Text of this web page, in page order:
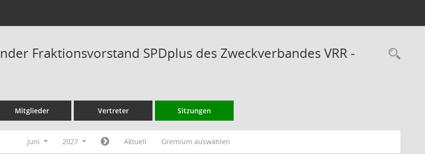
Fraktionsvorstand SPDplus des Zweckverbandes VRR -
Mitglieder Vertreter Sitzungen
Juni 2027 Aktuell Gremium auswählen